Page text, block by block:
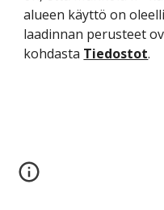
alueen käyttö on
laadinnan perusteet
kohdasta Tiedostot.